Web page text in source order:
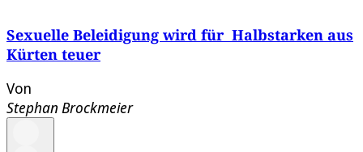
Sexuelle Beleidigung wird für Halbstarken aus
Kürten teuer
Von
Stephan Brockmeier